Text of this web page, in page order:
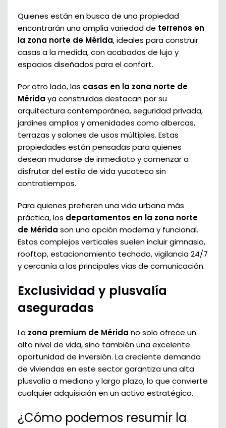
Quienes están en busca de una propiedad
encontrarán una amplia variedad de terrenos en
la zona norte de Mérida, ideales para construir
casas a la medida, con acabados de lujo y
espacios diseñados para el confort.
Por otro lado, las casas en la zona norte de
Mérida ya construidas destacan por su
arquitectura contemporánea, seguridad privada,
jardines amplios y amenidades como albercas,
terrazas y salones de usos múltiples. Estas
propiedades están pensadas para quienes
desean mudarse de inmediato y comenzar a
disfrutar del estilo de vida yucateco sin
contratiempos.
Para quienes prefieren una vida urbana más
práctica, los departamentos en la zona norte
de Mérida son una opción moderna y funcional.
Estos complejos verticales suelen incluir gimnasio,
rooftop, estacionamiento techado, vigilancia 24/7
y cercanía a las principales vías de comunicación.
Exclusividad y plusvalía
aseguradas
La zona premium de Mérida no solo ofrece un
alto nivel de vida, sino también una excelente
oportunidad de inversión. La creciente demanda
de viviendas en este sector garantiza una alta
plusvalía a mediano y largo plazo, lo que convierte
cualquier adquisición en un activo estratégico.
¿Cómo podemos resumir la